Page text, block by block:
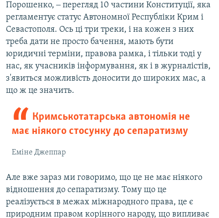
Порошенко, ‒ перегляд 10 частини Конституції, яка
регламентує статус Автономної Республіки Крим і
Севастополя. Ось ці три треки, і на кожен з них
треба дати не просто бачення, мають бути
юридичні терміни, правова рамка, і тільки тоді у
нас, як учасників інформування, як і в журналістів,
з'явиться можливість доносити до широких мас, а
що ж це значить.
Кримськотатарська автономія не
має ніякого стосунку до сепаратизму
Еміне Джеппар
Але вже зараз ми говоримо, що це не має ніякого
відношення до сепаратизму. Тому що це
реалізується в межах міжнародного права, це є
природним правом корінного народу, що випливає